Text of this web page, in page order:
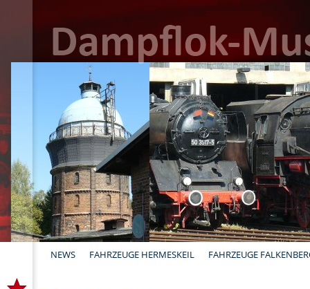
NEWS FAHRZEUGE HERMESKEIL FAHRZEUGE